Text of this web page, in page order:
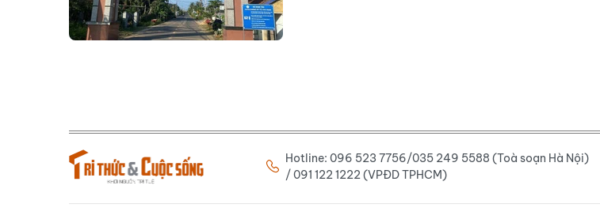
Hotline: 096 523 7756/035 249 5588 (Toà soạn Hà Nội)
/ 091 122 1222 (VPĐD TPHCM)